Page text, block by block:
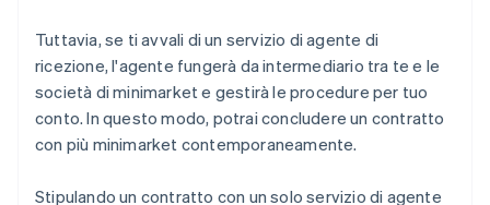
Tuttavia, se ti avvali di un servizio di agente di
ricezione, l'agente fungerà da intermediario tra te e le
società di minimarket e gestirà le procedure per tuo
conto. In questo modo, potrai concludere un contratto
con più minimarket contemporaneamente.
Stipulando un contratto con un solo servizio di agente